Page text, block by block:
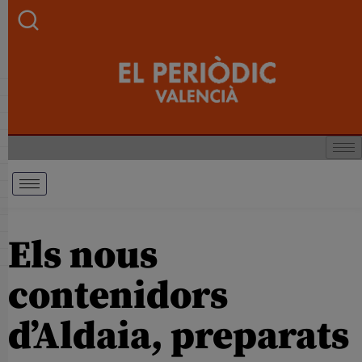
Els nous
contenidors
d’Aldaia, preparats